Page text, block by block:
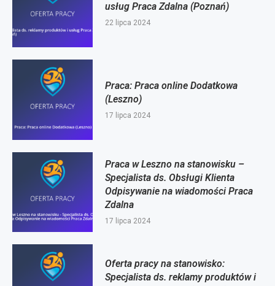
usług Praca Zdalna (Poznań)
22 lipca 2024
Praca: Praca online Dodatkowa
(Leszno)
17 lipca 2024
Praca w Leszno na stanowisku –
Specjalista ds. Obsługi Klienta
Odpisywanie na wiadomości Praca
Zdalna
17 lipca 2024
Oferta pracy na stanowisko:
Specjalista ds. reklamy produktów i